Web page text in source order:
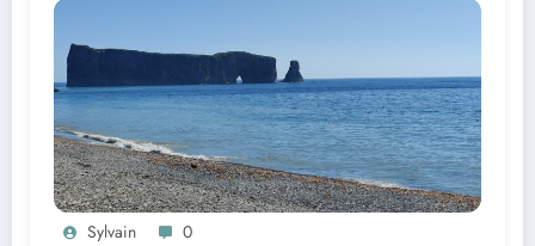
Sylvain 0